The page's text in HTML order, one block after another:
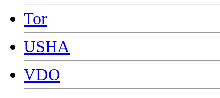
Tor
USHA
VDO